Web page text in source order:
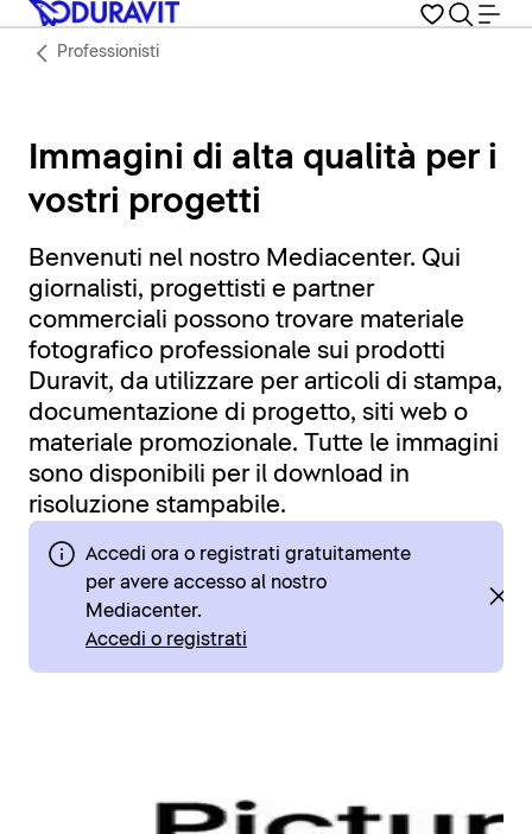
Professionisti
Immagini di alta qualità per i
vostri progetti
Benvenuti nel nostro Mediacenter. Qui
giornalisti, progettisti e partner
commerciali possono trovare materiale
fotografico professionale sui prodotti
Duravit, da utilizzare per articoli di stampa,
documentazione di progetto, siti web o
materiale promozionale. Tutte le immagini
sono disponibili per il download in
risoluzione stampabile.
Accedi ora o registrati gratuitamente
per avere accesso al nostro
Mediacenter.
Accedi o registrati